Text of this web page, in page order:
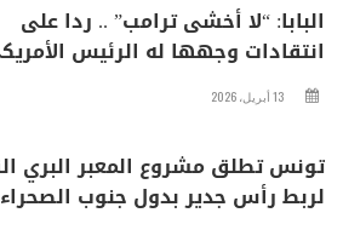
البابا: “لا أخشى ترامب” .. ردا على
انتقادات وجهها له الرئيس
13 أبريل، 2026
تونس تطلق مشروع المعبر البري
لربط رأس جدير بدول جنوب الصحراء